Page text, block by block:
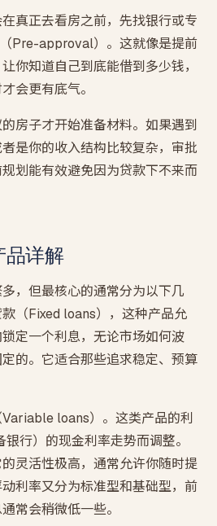
真正去看房之前，先找银行或专
Pre-approval）。这就像是提前
你知道自己到底能借到多少钱，
会更有底气。
房子才开始准备材料。如果遇到
是你的收入结构比较复杂，审批
划能有效避免因为贷款下不来而
品详解
，但最核心的通常分为以下几
（Fixed loans），这种产品允
定一个利息，无论市场如何波
的。它适合那些追求稳定、预算
loans）。这类产品的利
行）的现金利率走势而调整。
灵活性极高，通常允许你随时提
利率又分为标准型和基础型，前
常会稍微低一些。